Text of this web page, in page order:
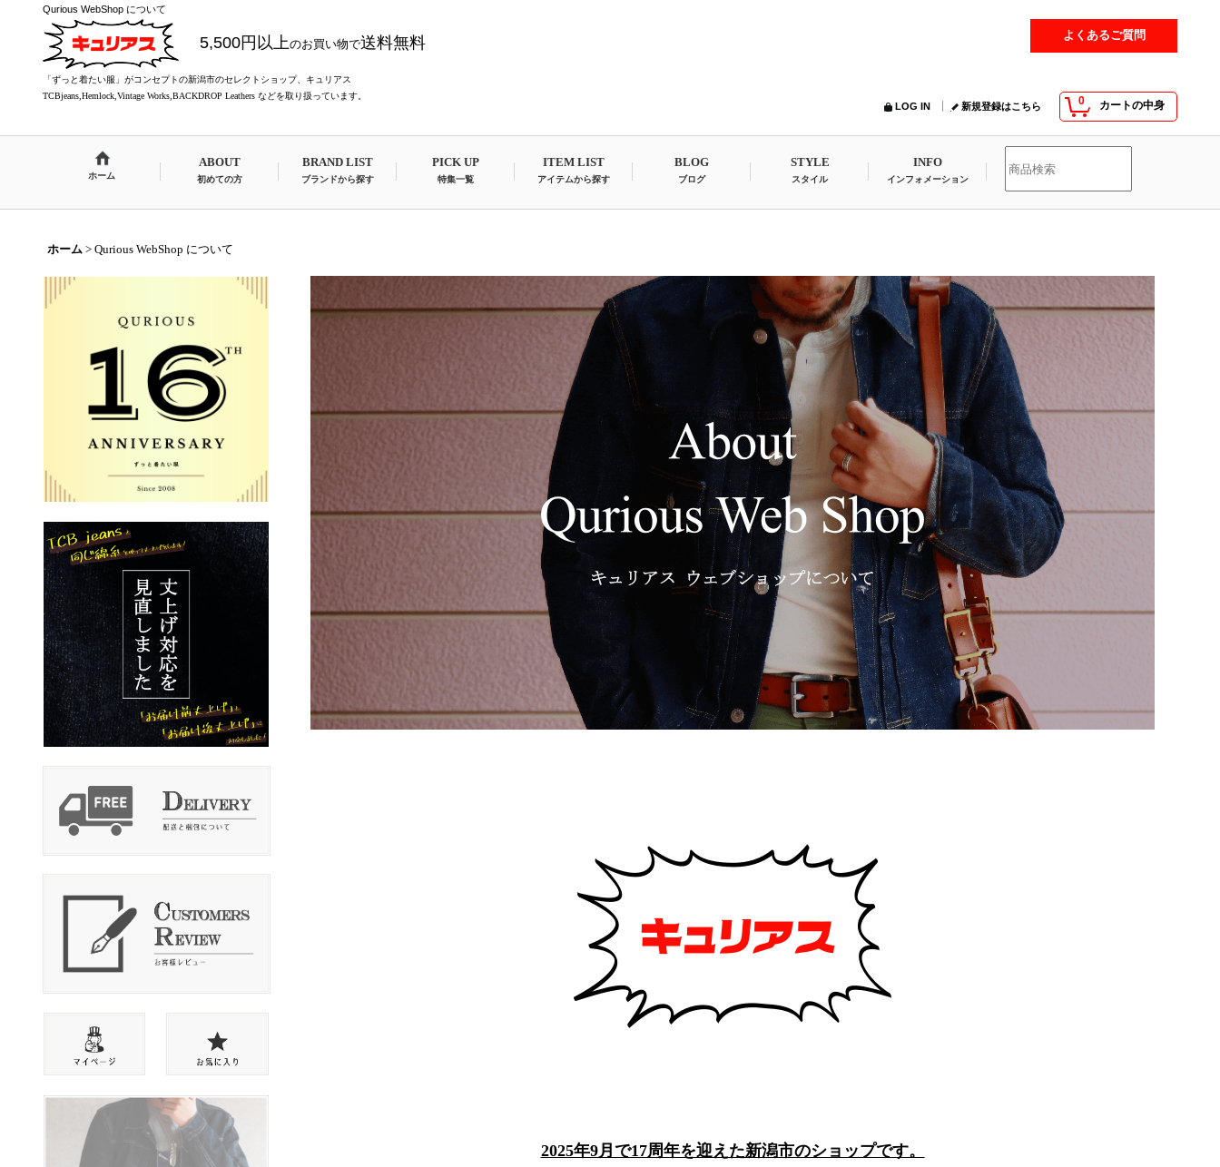
Qurious WebShop について
5,500円以上のお買い物で送料無料
「ずっと着たい服」がコンセプトの新潟市のセレクトショップ、キュリアス
TCBjeans,Hemlock,Vintage Works,BACKDROP Leathers などを取り扱っています。
よくあるご質問
0 カートの中身
LOG IN 新規登録はこちら
ホーム
ABOUT
初めての方
BRAND LIST
ブランドから探す
PICK UP
特集一覧
ITEM LIST
アイテムから探す
BLOG
ブログ
STYLE
スタイル
INFO
インフォメーション
ホーム > Qurious WebShop について
2025年9月で17周年を迎えた新潟市のショップです。